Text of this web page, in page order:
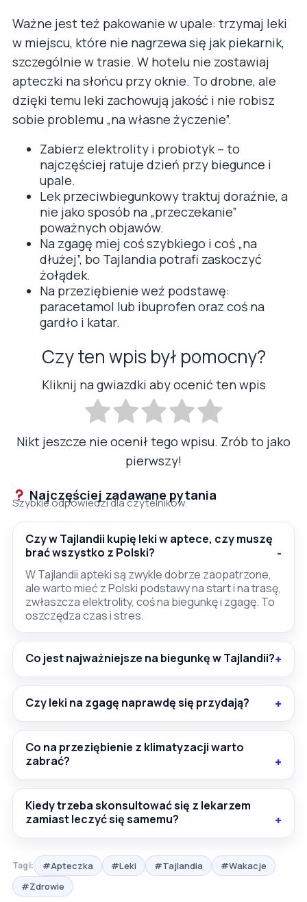
Ważne jest też pakowanie w upale: trzymaj leki
w miejscu, które nie nagrzewa się jak piekarnik,
szczególnie w trasie. W hotelu nie zostawiaj
apteczki na słońcu przy oknie. To drobne, ale
dzięki temu leki zachowują jakość i nie robisz
sobie problemu „na własne życzenie”.
Zabierz elektrolity i probiotyk – to
najczęściej ratuje dzień przy biegunce i
upale.
Lek przeciwbiegunkowy traktuj doraźnie, a
nie jako sposób na „przeczekanie”
poważnych objawów.
Na zgagę miej coś szybkiego i coś „na
dłużej”, bo Tajlandia potrafi zaskoczyć
żołądek.
Na przeziębienie weź podstawę:
paracetamol lub ibuprofen oraz coś na
gardło i katar.
Czy ten wpis był pomocny?
Kliknij na gwiazdki aby ocenić ten wpis
Nikt jeszcze nie ocenił tego wpisu. Zrób to jako
pierwszy!
Najczęściej zadawane pytania
Szybkie odpowiedzi dla czytelników.
Czy w Tajlandii kupię leki w aptece, czy muszę
brać wszystko z Polski?
W Tajlandii apteki są zwykle dobrze zaopatrzone,
ale warto mieć z Polski podstawy na start i na trasę,
zwłaszcza elektrolity, coś na biegunkę i zgagę. To
oszczędza czas i stres.
Co jest najważniejsze na biegunkę w Tajlandii?
Czy leki na zgagę naprawdę się przydają?
Co na przeziębienie z klimatyzacji warto
zabrać?
Kiedy trzeba skonsultować się z lekarzem
zamiast leczyć się samemu?
Tagi: #Apteczka #Leki #Tajlandia
#Wakacje
#Zdrowie